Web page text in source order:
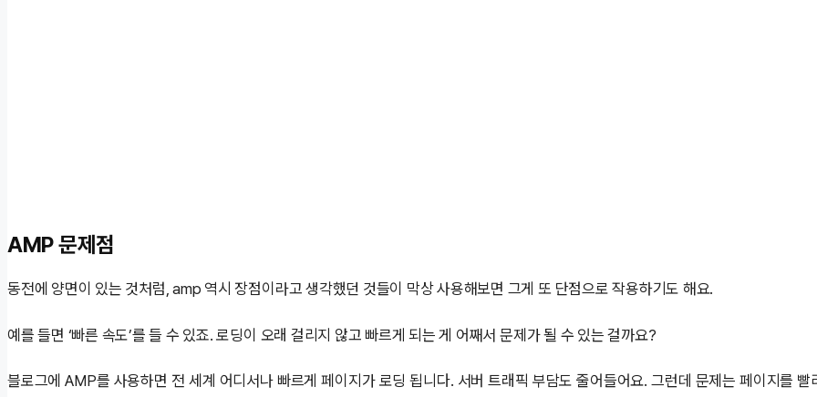
AMP 문제점
동전에 양면이 있는 것처럼, amp 역시 장점이라고 생각했던 것들이 막상 사용해보면 그게 또 단점으로 작용하기도 해요.
예를 들면 ‘빠른 속도’를 들 수 있죠. 로딩이 오래 걸리지 않고 빠르게 되는 게 어째서 문제가 될 수 있는 걸까요?
블로그에 AMP를 사용하면 전 세계 어디서나 빠르게 페이지가 로딩 됩니다. 서버 트래픽 부담도 줄어들어요. 그런데 문제는 페이지를 빨